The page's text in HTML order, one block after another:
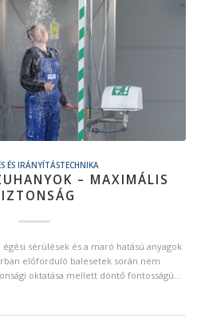
ÉS IRÁNYÍTÁSTECHNIKA
– MAXIMÁLIS
sérülések és a maró hatású anyagok
előforduló balesetek során nem
oktatása mellett döntő fontosságú…